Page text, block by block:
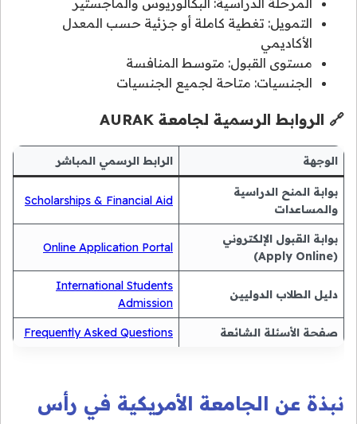
المرحلة الدراسية: البكالوريوس والماجستير
التمويل: تغطية كاملة أو جزئية حسب المعدل
الأكاديمي
مستوى القبول: متوسط المنافسة
الجنسيات: متاحة لجميع الجنسيات
🔗 الروابط الرسمية لجامعة AURAK
الوجهة الرابط الرسمي المباشر
بوابة المنح الدراسية
والمساعدات
Scholarships & Financial Aid
بوابة القبول الإلكتروني
(Apply Online)
Online Application Portal
دليل الطلاب الدوليين
International Students
Admission
صفحة الأسئلة الشائعة Frequently Asked Questions
نبذة عن الجامعة الأمريكية في رأس